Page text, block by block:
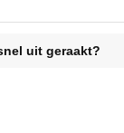
uit geraakt?